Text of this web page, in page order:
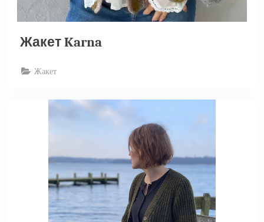
Жакет Karna
Жакет